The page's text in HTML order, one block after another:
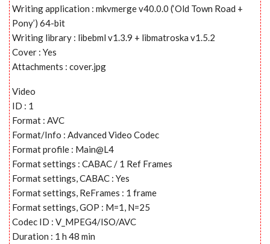
Writing application : mkvmerge v40.0.0 (‘Old Town Road +
Pony’) 64-bit
Writing library : libebml v1.3.9 + libmatroska v1.5.2
Cover : Yes
Attachments : cover.jpg
Video
ID : 1
Format : AVC
Format/Info : Advanced Video Codec
Format profile : Main@L4
Format settings : CABAC / 1 Ref Frames
Format settings, CABAC : Yes
Format settings, ReFrames : 1 frame
Format settings, GOP : M=1, N=25
Codec ID : V_MPEG4/ISO/AVC
Duration : 1 h 48 min